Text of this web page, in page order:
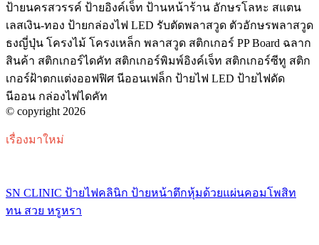
ป้ายนครสวรรค์ ป้ายอิงค์เจ็ท ป้านหน้าร้าน อักษรโลหะ สแตน
เลสเงิน-ทอง ป้ายกล่องไฟ LED รับตัดพลาสวูด ตัวอักษรพลาสวูด
ธงญี่ปุ่น โครงไม้ โครงเหล็ก พลาสวูด สติกเกอร์ PP Board ฉลาก
สินค้า สติกเกอร์ไดคัท สติกเกอร์พิมพ์อิงค์เจ็ท สติกเกอร์ซีทู สติก
เกอร์ฝ้าตกแต่งออฟฟิศ นีออนเฟล็ก ป้ายไฟ LED ป้ายไฟดัด
นีออน กล่องไฟไดคัท
© copyright 2026
เรื่องมาใหม่
SN CLINIC ป้ายไฟคลินิก ป้ายหน้าตึกหุ้มด้วยแผ่นคอมโพสิท
ทน สวย หรูหรา